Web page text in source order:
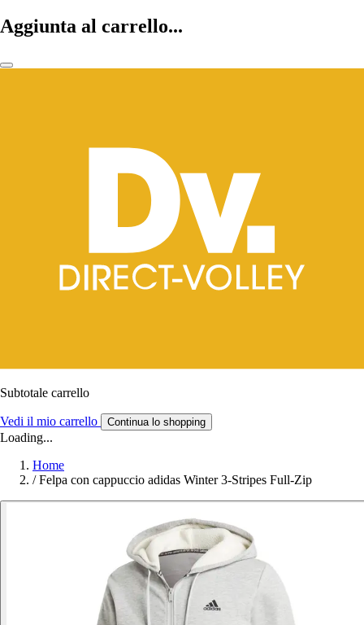
Aggiunta al carrello...
Subtotale carrello
Vedi il mio carrello Continua lo shopping
Loading...
Home
/ Felpa con cappuccio adidas Winter 3-Stripes Full-Zip